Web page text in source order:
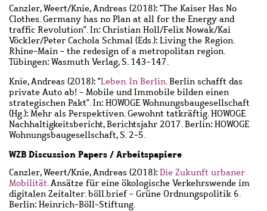
Canzler, Weert/Knie, Andreas (2018): "The Kaiser Has No
Clothes. Germany has no Plan at all for the Energy and
traffic Revolution". In: Christian Holl/Felix Nowak/Kai
Vöckler/Peter Cachola Schmal (Eds.): Living the Region.
Rhine-Main - the redesign of a metropolitan region.
Tübingen: Wasmuth Verlag, S. 143-147.
Knie, Andreas (2018): "Leben. In Berlin. Berlin schafft das
private Auto ab! - Mobile und Immobile bilden einen
strategischen Pakt". In: HOWOGE Wohnungsbaugesellschaft
(Hg.): Mehr als Perspektiven. Gewohnt tatkräftig. HOWOGE
Nachhaltigkeitsbericht, Berichtsjahr 2017. Berlin: HOWOGE
Wohnungsbaugesellschaft, S. 2-5.
WZB Discussion Papers / Arbeitspapiere
Canzler, Weert/Knie, Andreas (2018): Die Zukunft urbaner
Mobilität. Ansätze für eine ökologische Verkehrswende im
digitalen Zeitalter. böll.brief - Grüne Ordnungspolitik 6.
Berlin: Heinrich-Böll-Stiftung.